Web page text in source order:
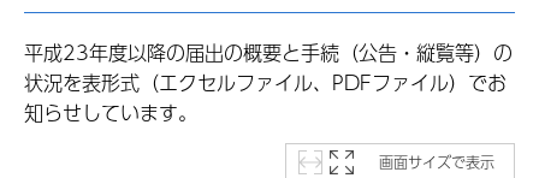
平成23年度以降の届出の概要と手続（公告・縦覧等）の
状況を表形式（エクセルファイル、PDFファイル）でお
知らせしています。
画面サイズで表示